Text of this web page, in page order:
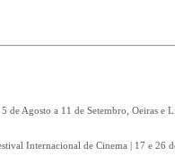
de Agosto a 11 de Setembro, Oeiras e
Internacional de Cinema | 17 e 26